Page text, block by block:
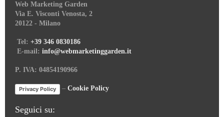
Web Marketing Garden
Via E. Visconti Venosta, 2
20122 - Milano
Tel: +39 346 0830186
E-mail: info@webmarketinggarden.it
P. IVA: 04854190966
Privacy Policy – Cookie Policy
Seguici su: